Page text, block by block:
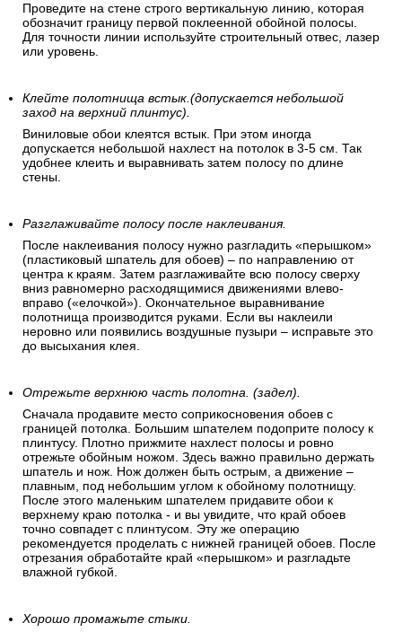
Проведите на стене строго вертикальную линию, которая
обозначит границу первой поклеенной обойной полосы.
Для точности линии используйте строительный отвес, лазер
или уровень.
Клейте полотнища встык.(допускается небольшой
заход на верхний плинтус).
Виниловые обои клеятся встык. При этом иногда
допускается небольшой нахлест на потолок в 3-5 см. Так
удобнее клеить и выравнивать затем полосу по длине
стены.
Разглаживайте полосу после наклеивания.
После наклеивания полосу нужно разгладить «перышком»
(пластиковый шпатель для обоев) – по направлению от
центра к краям. Затем разглаживайте всю полосу сверху
вниз равномерно расходящимися движениями влево-
вправо («елочкой»). Окончательное выравнивание
полотнища производится руками. Если вы наклеили
неровно или появились воздушные пузыри – исправьте это
до высыхания клея.
Отрежьте верхнюю часть полотна. (задел).
Сначала продавите место соприкосновения обоев с
границей потолка. Большим шпателем подоприте полосу к
плинтусу. Плотно прижмите нахлест полосы и ровно
отрежьте обойным ножом. Здесь важно правильно держать
шпатель и нож. Нож должен быть острым, а движение –
плавным, под небольшим углом к обойному полотнищу.
После этого маленьким шпателем придавите обои к
верхнему краю потолка - и вы увидите, что край обоев
точно совпадет с плинтусом. Эту же операцию
рекомендуется проделать с нижней границей обоев. После
отрезания обработайте край «перышком» и разгладьте
влажной губкой.
Хорошо промажьте стыки.